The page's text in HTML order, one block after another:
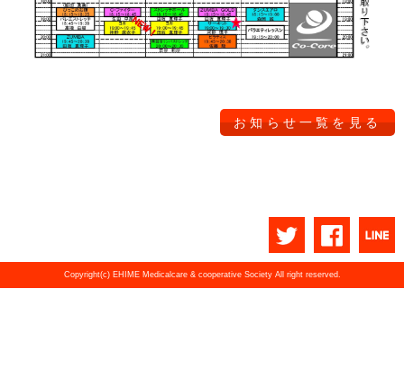
お知らせ一覧を見る
Copyright(c) EHIME Medicalcare & cooperative Society All right reserved.